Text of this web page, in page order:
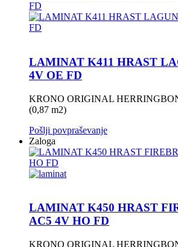
LAMINAT K411 HRAST
4V OE FD
KRONO ORIGINAL
(0,87 m2)
Pošlji povpraševanje
Zaloga
LAMINAT K450 HRAST
AC5 4V HO FD
KRONO ORIGINAL